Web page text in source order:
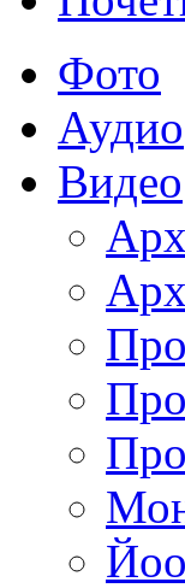
Фото
Аудио
Видео